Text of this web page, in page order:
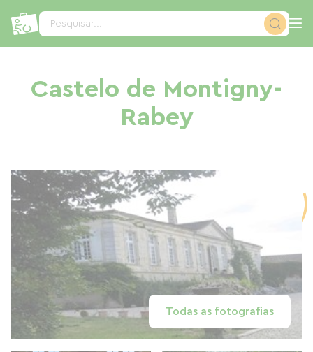
Pesquisar...
Castelo de Montigny-
Rabey
Todas as fotografias
Painel de Gerenciamento de Cookies